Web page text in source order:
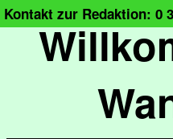
Kontakt zur Redaktion: 0